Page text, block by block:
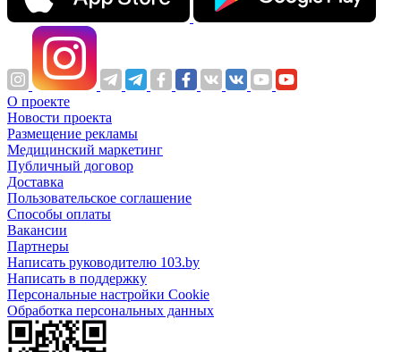
О проекте
Новости проекта
Размещение рекламы
Медицинский маркетинг
Публичный договор
Доставка
Пользовательское соглашение
Способы оплаты
Вакансии
Партнеры
Написать руководителю 103.by
Написать в поддержку
Персональные настройки Cookie
Обработка персональных данных